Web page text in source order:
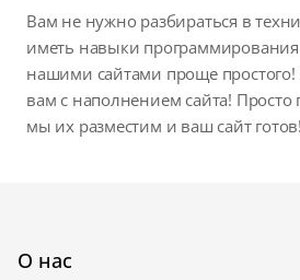
Вам не нужно разбираться в
иметь навыки
нашими сайтами проще
вам с наполнением сайта!
мы их разместим и ваш сайт готов!
О нас